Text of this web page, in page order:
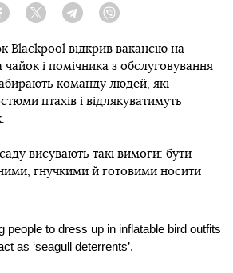
Facebook Twitter Telegram
Blackpool відкрив вакансію на
чайок і помічника з обслуговування
команду людей, які
птахів і відлякуватимуть
висувають такі вимоги: бути
гнучкими й готовими носити
people to dress up in inflatable bird outfits
as ‘seagull deterrents’.